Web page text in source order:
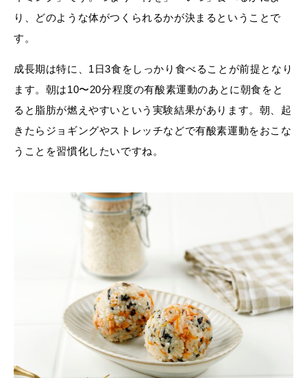
り、どのような体がつくられるかが決まるということで
す。
成長期は特に、1日3食をしっかり食べることが前提となり
ます。朝は10〜20分程度の有酸素運動のあとに朝食をと
ると脂肪が燃えやすいという実験結果があります。朝、起
きたらジョギングやストレッチなどで有酸素運動をおこな
うことを習慣化したいですね。